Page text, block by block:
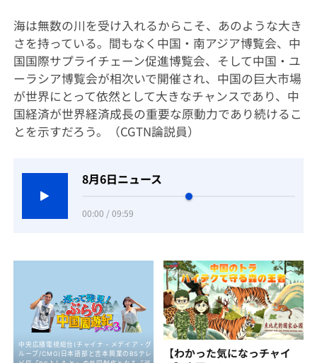
海は無数の川を受け入れるからこそ、あのような大き
さを持っている。間もなく中国・南アジア博覧会、中
国国際サプライチェーン促進博覧会、そして中国・ユ
ーラシア博覧会が相次いで開催され、中国の巨大市場
が世界にとって依然として大きなチャンスであり、中
国経済が世界経済成長の重要な原動力であり続けるこ
とを示すだろう。（CGTN論説員）
8月6日ニュース
00:00 / 09:59
【わかった気になっチャイ